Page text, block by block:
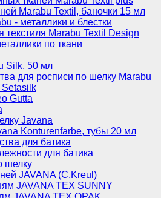
Marabu Textil, баночки 15 мл
- металлики и блестки
текстиля Marabu Textil Design
по ткани
Silk, 50 мл
для росписи по шелку Marabu
Setasilk
Gutta
Javana
Konturenfarbe, тубы 20 мл
для батика
для батика
шелку
JAVANA (C.Kreul)
JAVANA TEX SUNNY